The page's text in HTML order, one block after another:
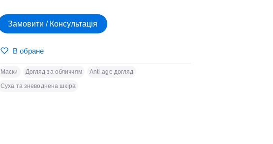
Замовити / Консультація
В обране
Маски Догляд за обличчям Anti-age догляд
Суха та зневоднена шкіра